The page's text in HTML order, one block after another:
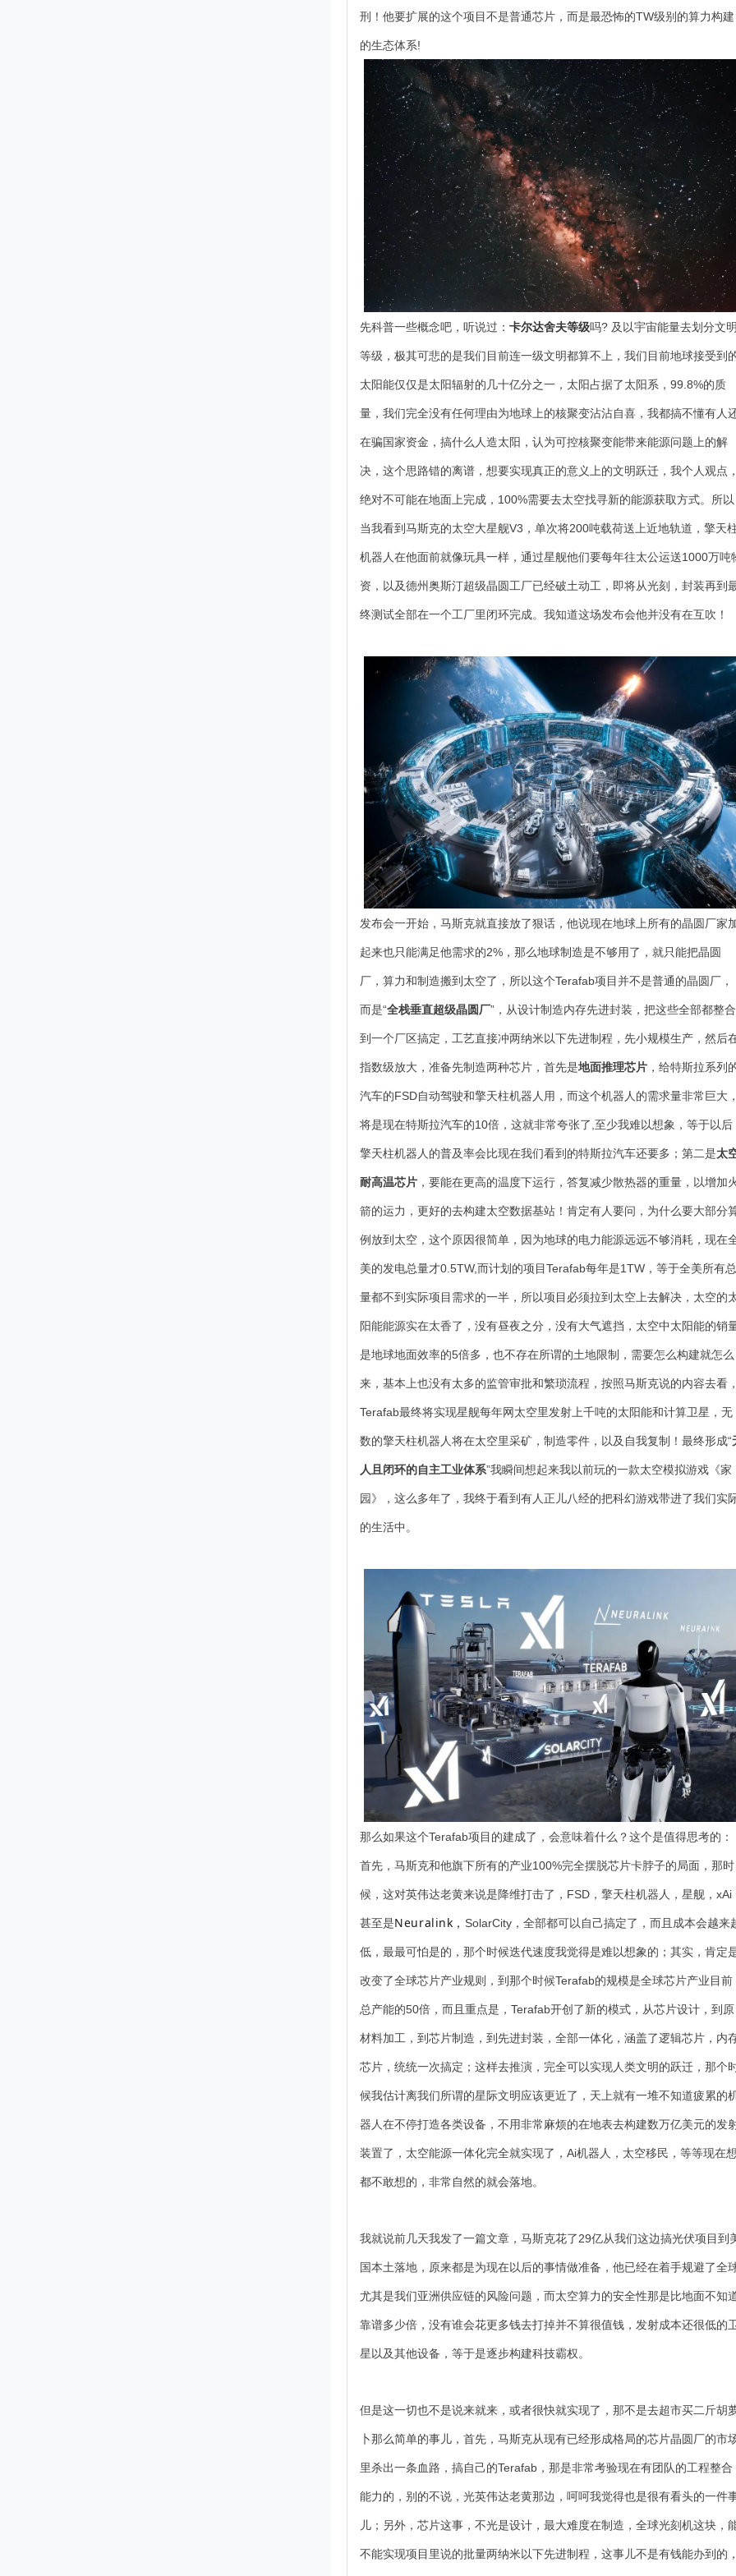
刑！他要扩展的这个项目不是普通芯片，而是最恐怖的TW级别的算力构建
的生态体系!
先科普一些概念吧，听说过：卡尔达舍夫等级吗? 及以宇宙能量去划分文
等级，极其可悲的是我们目前连一级文明都算不上，我们目前地球接受到
太阳能仅仅是太阳辐射的几十亿分之一，太阳占据了太阳系，99.8%的质
量，我们完全没有任何理由为地球上的核聚变沾沾自喜，我都搞不懂有人
在骗国家资金，搞什么人造太阳，认为可控核聚变能带来能源问题上的解
决，这个思路错的离谱，想要实现真正的意义上的文明跃迁，我个人观点
绝对不可能在地面上完成，100%需要去太空找寻新的能源获取方式。所以
当我看到马斯克的太空大星舰V3，单次将200吨载荷送上近地轨道，擎天
机器人在他面前就像玩具一样，通过星舰他们要每年往太公运送1000万吨
资，以及德州奥斯汀超级晶圆工厂已经破土动工，即将从光刻，封装再到
终测试全部在一个工厂里闭环完成。我知道这场发布会他并没有在互吹！
发布会一开始，马斯克就直接放了狠话，他说现在地球上所有的晶圆厂家
起来也只能满足他需求的2%，那么地球制造是不够用了，就只能把晶圆
厂，算力和制造搬到太空了，所以这个Terafab项目并不是普通的晶圆厂，
而是“全栈垂直超级晶圆厂”，从设计制造内存先进封装，把这些全部都整合
到一个厂区搞定，工艺直接冲两纳米以下先进制程，先小规模生产，然后
指数级放大，准备先制造两种芯片，首先是地面推理芯片 ，给特斯拉系列
汽车的FSD自动驾驶和擎天柱机器人用，而这个机器人的需求量非常巨大
将是现在特斯拉汽车的10倍，这就非常夸张了,至少我难以想象，等于以后
擎天柱机器人的普及率会比现在我们看到的特斯拉汽车还要多；第二是太
耐高温芯片 ，要能在更高的温度下运行，答复减少散热器的重量，以增加
箭的运力，更好的去构建太空数据基站！肯定有人要问，为什么要大部分
例放到太空，这个原因很简单，因为地球的电力能源远远不够消耗，现在
美的发电总量才0.5TW,而计划的项目Terafab每年是1TW，等于全美所有
量都不到实际项目需求的一半，所以项目必须拉到太空上去解决，太空的
阳能能源实在太香了，没有昼夜之分，没有大气遮挡，太空中太阳能的销
是地球地面效率的5倍多，也不存在所谓的土地限制，需要怎么构建就怎么
来，基本上也没有太多的监管审批和繁琐流程，按照马斯克说的内容去看
Terafab最终将实现星舰每年网太空里发射上千吨的太阳能和计算卫星，无
数的擎天柱机器人将在太空里采矿，制造零件，以及自我复制！最终形成“
人且闭环的自主工业体系”我瞬间想起来我以前玩的一款太空模拟游戏《家
园》，这么多年了，我终于看到有人正儿八经的把科幻游戏带进了我们实
的生活中。
那么如果这个Terafab项目的建成了，会意味着什么？这个是值得思考的：
首先，马斯克和他旗下所有的产业100%完全摆脱芯片卡脖子的局面，那时
候，这对英伟达老黄来说是降维打击了，FSD，擎天柱机器人，星舰，xAi
甚至是Neuralink， SolarCity，全部都可以自己搞定了，而且成本会越来
低，最最可怕是的，那个时候迭代速度我觉得是难以想象的；其实，肯定
改变了全球芯片产业规则，到那个时候Terafab的规模是全球芯片产业目前
总产能的50倍，而且重点是，Terafab开创了新的模式，从芯片设计，到原
材料加工，到芯片制造，到先进封装，全部一体化，涵盖了逻辑芯片，内
芯片，统统一次搞定；这样去推演，完全可以实现人类文明的跃迁，那个
候我估计离我们所谓的星际文明应该更近了，天上就有一堆不知道疲累的
器人在不停打造各类设备，不用非常麻烦的在地表去构建数万亿美元的发
装置了，太空能源一体化完全就实现了，Ai机器人，太空移民，等等现在
都不敢想的，非常自然的就会落地。
我就说前几天我发了一篇文章，马斯克花了29亿从我们这边搞光伏项目到
国本土落地，原来都是为现在以后的事情做准备，他已经在着手规避了全
尤其是我们亚洲供应链的风险问题，而太空算力的安全性那是比地面不知
靠谱多少倍，没有谁会花更多钱去打掉并不算很值钱，发射成本还很低的
星以及其他设备，等于是逐步构建科技霸权。
但是这一切也不是说来就来，或者很快就实现了，那不是去超市买二斤胡
卜那么简单的事儿，首先，马斯克从现有已经形成格局的芯片晶圆厂的市
里杀出一条血路，搞自己的Terafab，那是非常考验现在有团队的工程整合
能力的，别的不说，光英伟达老黄那边，呵呵我觉得也是很有看头的一件
儿；另外，芯片这事，不光是设计，最大难度在制造，全球光刻机这块，
不能实现项目里说的批量两纳米以下先进制程，这事儿不是有钱能办到的